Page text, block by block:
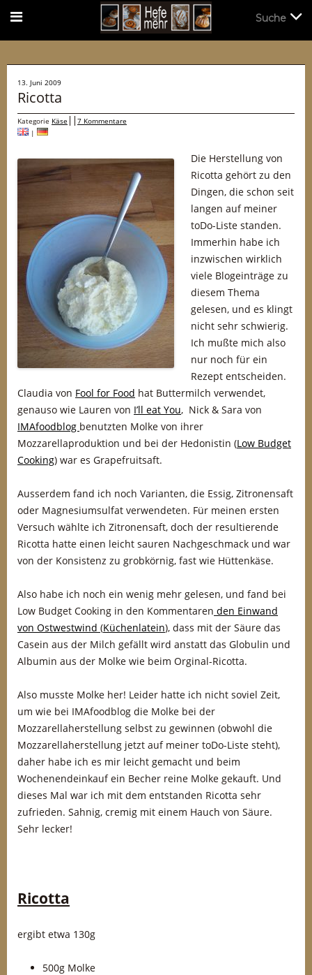
13. Juni 2009
Ricotta
Kategorie Käse
7 Kommentare
|
Die Herstellung von
Ricotta gehört zu den
Dingen, die schon seit
langen auf meiner
toDo-Liste standen.
Immerhin habe ich
inzwischen wirklich
viele Blogeinträge zu
diesem Thema
gelesen, und es klingt
nicht sehr schwierig.
Ich mußte mich also
nur noch für ein
Rezept entscheiden.
Claudia von Fool for Food hat Buttermilch verwendet,
genauso wie Lauren von I’ll eat You, Nick & Sara von
IMAfoodblog benutzten Molke von ihrer
Mozzarellaproduktion und bei der Hedonistin (Low Budget
Cooking) war es Grapefruitsaft.
Ausserdem fand ich noch Varianten, die Essig, Zitronensaft
oder Magnesiumsulfat verwendeten. Für meinen ersten
Versuch wählte ich Zitronensaft, doch der resultierende
Ricotta hatte einen leicht sauren Nachgeschmack und war
von der Konsistenz zu grobkörnig, fast wie Hüttenkäse.
Also habe ich noch ein wenig mehr gelesen, und fand bei
Low Budget Cooking in den Kommentaren den Einwand
von Ostwestwind (Küchenlatein), dass mit der Säure das
Casein aus der Milch gefällt wird anstatt das Globulin und
Albumin aus der Molke wie beim Orginal-Ricotta.
Also musste Molke her! Leider hatte ich nicht soviel Zeit,
um wie bei IMAfoodblog die Molke bei der
Mozzarellaherstellung selbst zu gewinnen (obwohl die
Mozzarellaherstellung jetzt auf meiner toDo-Liste steht),
daher habe ich es mir leicht gemacht und beim
Wochenendeinkauf ein Becher reine Molke gekauft. Und
dieses Mal war ich mit dem entstanden Ricotta sehr
zufrieden. Sahnig, cremig mit einem Hauch von Säure.
Sehr lecker!
Ricotta
ergibt etwa 130g
500g Molke
Suche
Suche